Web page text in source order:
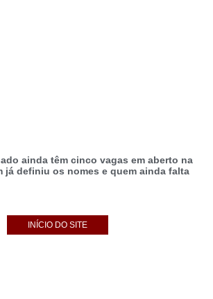
ainda têm cinco vagas em aberto na
já definiu os nomes e quem ainda falta
INÍCIO DO SITE